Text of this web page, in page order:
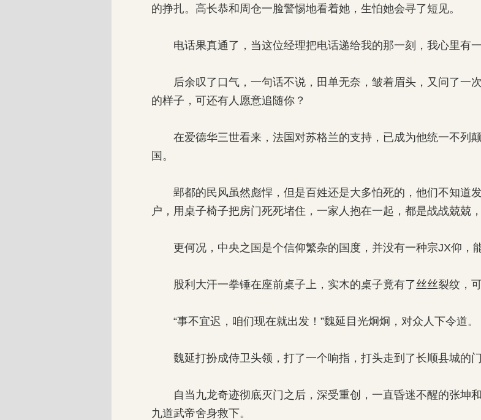
的挣扎。高长恭和周仓一脸警惕地看着她，生怕她会寻了短见。
电话果真通了，当这位经理把电话递给我的那一刻，我心里有一
后余叹了口气，一句话不说，田单无奈，皱着眉头，又问了一
的样子，可还有人愿意追随你？
在爱德华三世看来，法国对苏格兰的支持，已成为他统一不列
国。
郢都的民风虽然彪悍，但是百姓还是大多怕死的，他们不知道
户，用桌子椅子把房门死死堵住，一家人抱在一起，都是战战兢兢
更何况，中央之国是个信仰繁杂的国度，并没有一种宗JX仰，能
股利大汗一拳锤在座前桌子上，实木的桌子竟有了丝丝裂纹，可
“事不宜迟，咱们现在就出发！”魏延目光炯炯，对众人下令道。
魏延打扮成侍卫头领，打了一个响指，打头走到了长顺县城的门
自当九龙奇迹彻底灭门之后，深受重创，一直昏迷不醒的张坤
九道武帝舍身救下。